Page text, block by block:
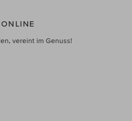
vereint im Genuss!